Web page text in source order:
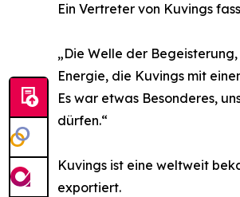
Ein Vertreter von Kuvings
„Die Welle der
Energie, die Kuvings mit
Es war etwas Besonderes,
dürfen.“
Kuvings ist eine weltweit
exportiert.